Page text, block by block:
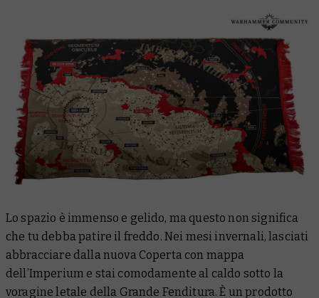
Lo spazio è immenso e gelido, ma questo non significa
che tu debba patire il freddo. Nei mesi invernali, lasciati
abbracciare dalla nuova Coperta con mappa
dell’Imperium e stai comodamente al caldo sotto la
voragine letale della Grande Fenditura. È un prodotto